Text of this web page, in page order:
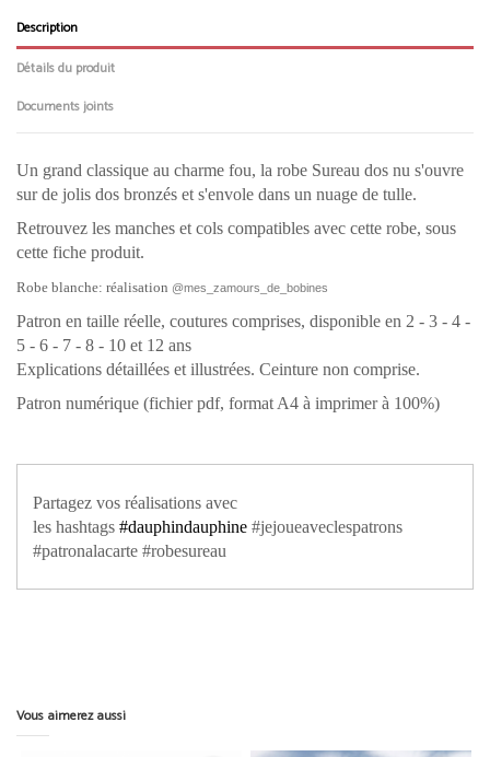
Description
Détails du produit
Documents joints
Un grand classique au charme fou, la robe Sureau dos nu s'ouvre
sur de jolis dos bronzés et s'envole dans un nuage de tulle.
Retrouvez les manches et cols compatibles avec cette robe, sous
cette fiche produit.
Robe blanche: réalisation @mes_zamours_de_bobines
Patron en taille réelle, coutures comprises, disponible en 2 - 3 - 4 -
5 - 6 - 7 - 8 - 10 et 12 ans
Explications détaillées et illustrées. Ceinture non comprise.
Patron numérique (fichier pdf, format A4 à imprimer à 100%)
Partagez vos réalisations avec
les hashtags#dauphindauphine #jejoueaveclespatrons
#patronalacarte #robesureau
Vous aimerez aussi